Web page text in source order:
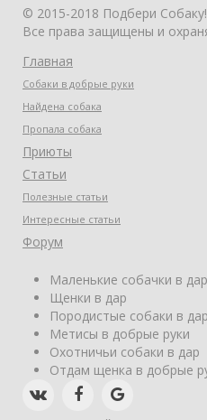
© 2015-2018 Подбери Собаку!
Все права защищены и
Главная
Собаки в добрые руки
Найдена собака
Пропала собака
Приюты
Статьи
Полезные статьи
Интересные статьи
Форум
Маленькие собачки в дар
Щенки в дар
Породистые собаки в дар
Метисы в добрые руки
Охотничьи собаки в дар
Отдам щенка в добрые